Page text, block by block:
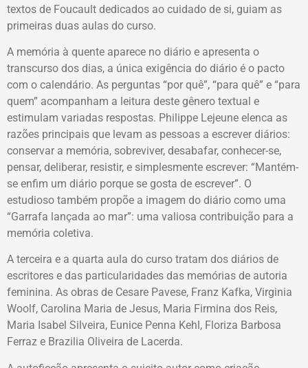
textos de Foucault dedicados ao cuidado de si, guiam as
primeiras duas aulas do curso.
A memória à quente aparece no diário e apresenta o
transcurso dos dias, a única exigência do diário é o pacto
com o calendário. As perguntas “por quê”, “para quê” e “para
quem” acompanham a leitura deste gênero textual e
estimulam variadas respostas. Philippe Lejeune elenca as
razões principais que levam as pessoas a escrever diários:
conservar a memória, sobreviver, desabafar, conhecer-se,
pensar, deliberar, resistir, e simplesmente escrever: “Mantém-
se enfim um diário porque se gosta de escrever”. O
estudioso também propõe a imagem do diário como uma
“Garrafa lançada ao mar”: uma valiosa contribuição para a
memória coletiva.
A terceira e a quarta aula do curso tratam dos diários de
escritores e das particularidades das memórias de autoria
feminina. As obras de Cesare Pavese, Franz Kafka, Virginia
Woolf, Carolina Maria de Jesus, Maria Firmina dos Reis,
Maria Isabel Silveira, Eunice Penna Kehl, Floriza Barbosa
Ferraz e Brazilia Oliveira de Lacerda.